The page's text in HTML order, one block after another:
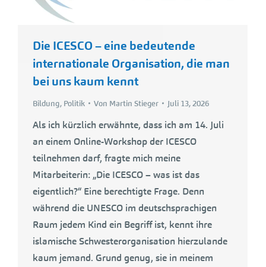
Die ICESCO – eine bedeutende
internationale Organisation, die man
bei uns kaum kennt
Bildung, Politik Von Martin Stieger Juli 13, 2026
Als ich kürzlich erwähnte, dass ich am 14. Juli
an einem Online-Workshop der ICESCO
teilnehmen darf, fragte mich meine
Mitarbeiterin: „Die ICESCO – was ist das
eigentlich?“ Eine berechtigte Frage. Denn
während die UNESCO im deutschsprachigen
Raum jedem Kind ein Begriff ist, kennt ihre
islamische Schwesterorganisation hierzulande
kaum jemand. Grund genug, sie in meinem